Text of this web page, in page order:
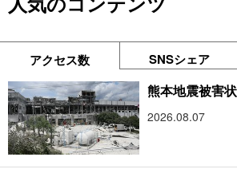
アクセス数 SNSシェア
熊本地震被害
2026.08.07